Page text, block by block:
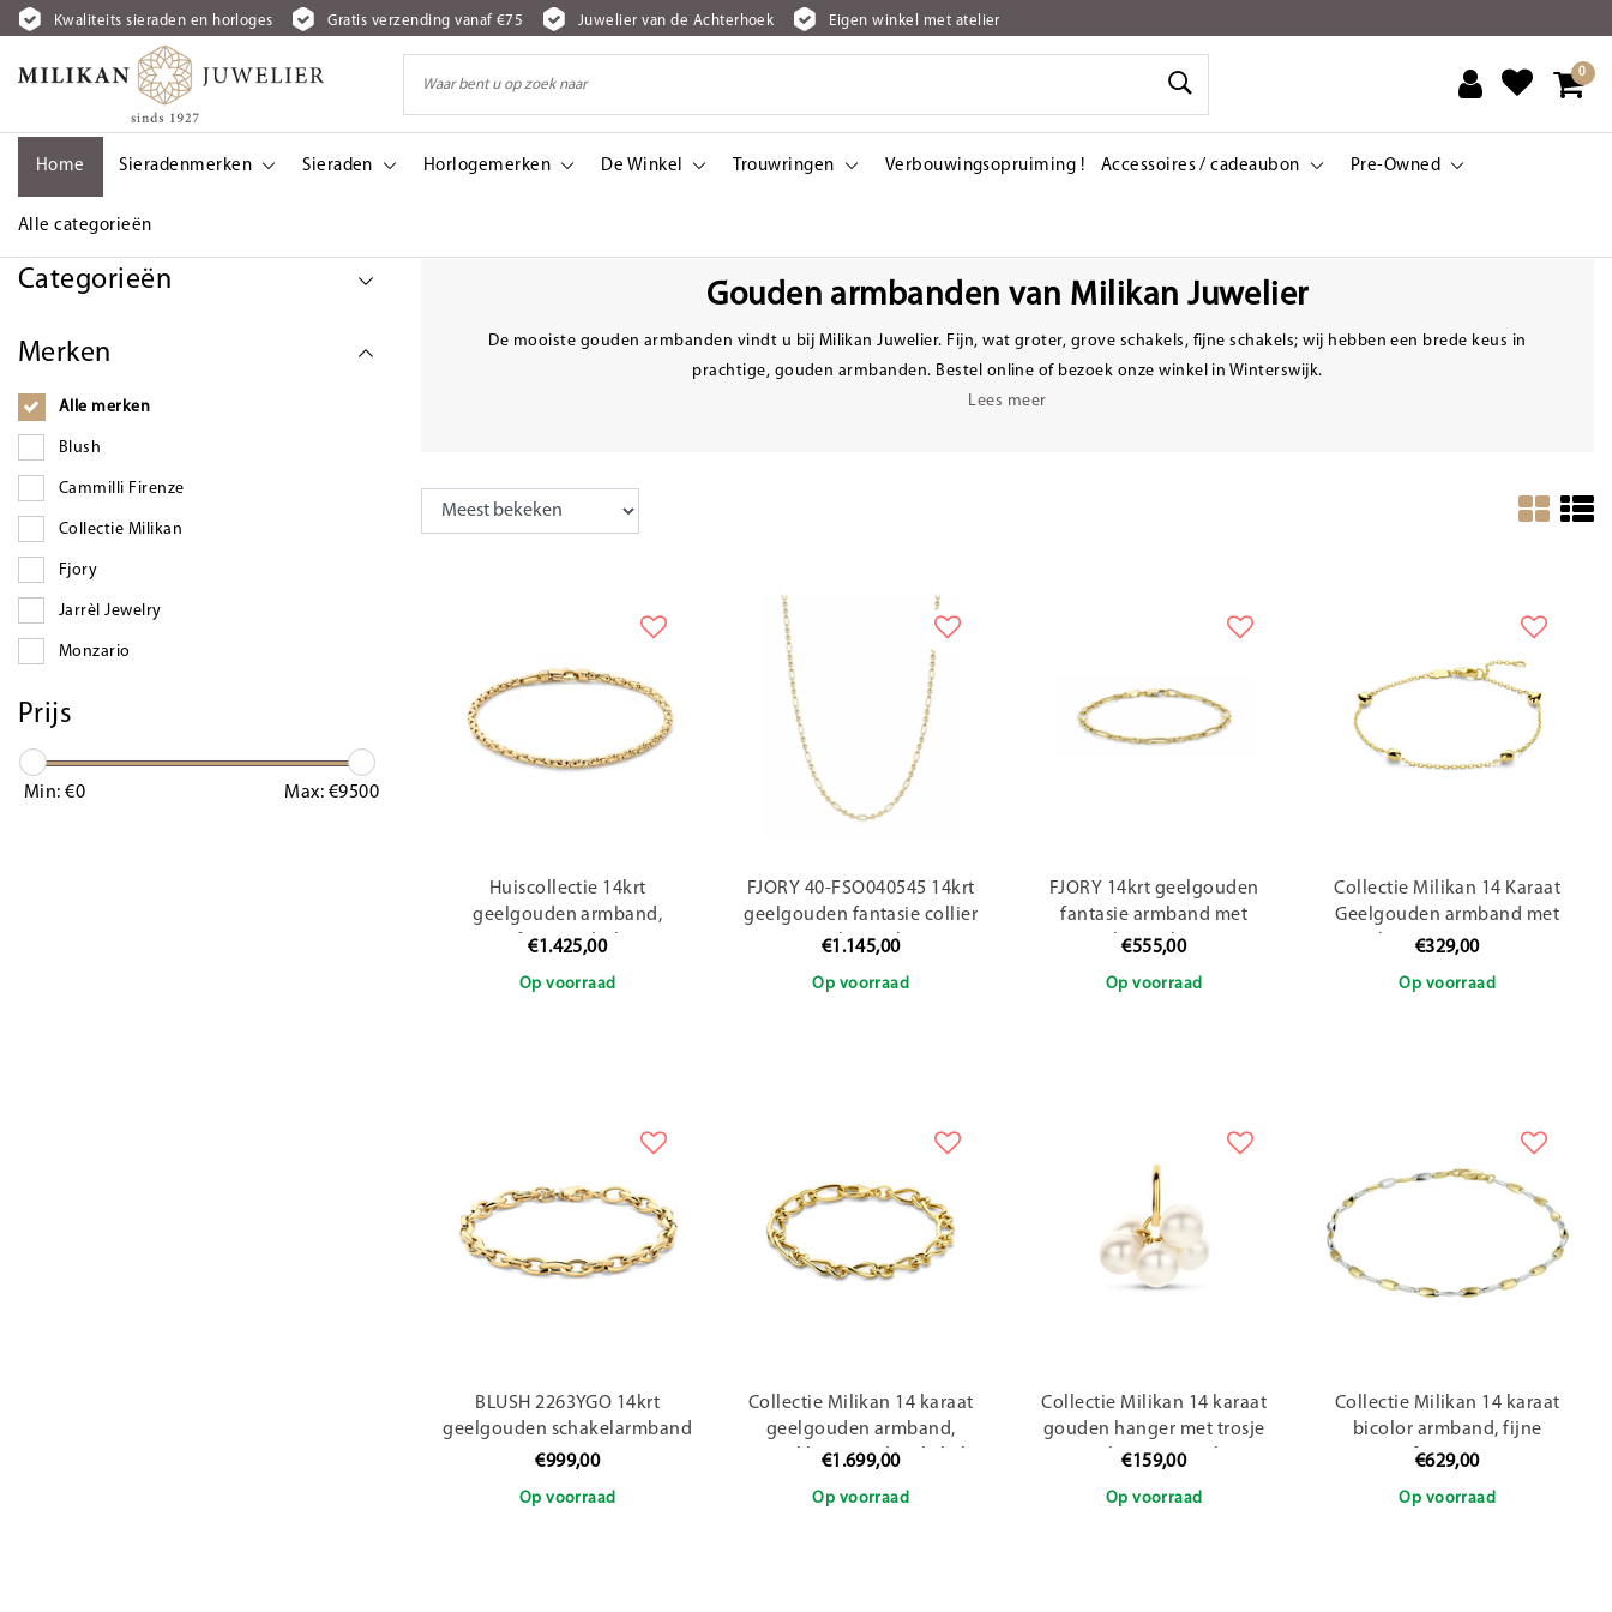
Kwaliteits sieraden en horloges Gratis verzending vanaf €75 Juwelier van de Achterhoek Eigen winkel met atelier
0
Home Sieradenmerken Sieraden Horlogemerken De Winkel Trouwringen Verbouwingsopruiming ! Accessoires / cadeaubon Pre-Owned
Alle categorieën
Terug naar Armbanden
Categorieën
Merken
Alle merken
Blush
Cammilli Firenze
Collectie Milikan
Fjory
Jarrèl Jewelry
Monzario
Prijs
Min: €0 Max: €9500
Gouden armbanden van Milikan Juwelier
De mooiste gouden armbanden vindt u bij Milikan Juwelier. Fijn, wat groter, grove schakels, fijne schakels; wij hebben een brede keus in
prachtige, gouden armbanden. Bestel online of bezoek onze winkel in Winterswijk.
Lees meer
Huiscollectie 14krt
geelgouden armband,
fantasie, bol
€1.425,00
Op voorraad
FJORY 40-FSO040545 14krt
geelgouden fantasie collier
met zilveren kern
€1.145,00
Op voorraad
FJORY 14krt geelgouden
fantasie armband met
zilveren kern
€555,00
Op voorraad
Collectie Milikan 14 Karaat
Geelgouden armband met
hartjes 16-18 cm
€329,00
Op voorraad
BLUSH 2263YGO 14krt
geelgouden schakelarmband
€999,00
Op voorraad
Collectie Milikan 14 karaat
geelgouden armband,
grote/kleine ovale schskels,
€1.699,00
Op voorraad
Collectie Milikan 14 karaat
gouden hanger met trosje
parels 4mm (6stuks)
€159,00
Op voorraad
Collectie Milikan 14 karaat
bicolor armband, fijne
staafjes L=19 cm
€629,00
Op voorraad